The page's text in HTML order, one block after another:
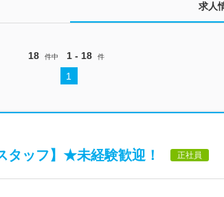
求人
18 件中 1 - 18 件
1
タッフ】★未経験歓迎！ 正社員